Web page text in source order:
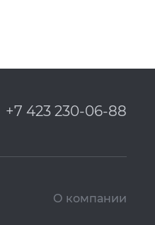
+7 423 230-06-88
О компании